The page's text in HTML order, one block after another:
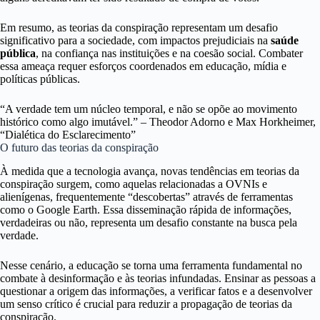
Em resumo, as teorias da conspiração representam um desafio
significativo para a sociedade, com impactos prejudiciais na saúde
pública, na confiança nas instituições e na coesão social. Combater
essa ameaça requer esforços coordenados em educação, mídia e
políticas públicas.
“A verdade tem um núcleo temporal, e não se opõe ao movimento
histórico como algo imutável.” – Theodor Adorno e Max Horkheimer,
“Dialética do Esclarecimento”
O futuro das teorias da conspiração
À medida que a tecnologia avança, novas tendências em teorias da
conspiração surgem, como aquelas relacionadas a OVNIs e
alienígenas, frequentemente “descobertas” através de ferramentas
como o Google Earth. Essa disseminação rápida de informações,
verdadeiras ou não, representa um desafio constante na busca pela
verdade.
Nesse cenário, a educação se torna uma ferramenta fundamental no
combate à desinformação e às teorias infundadas. Ensinar as pessoas a
questionar a origem das informações, a verificar fatos e a desenvolver
um senso crítico é crucial para reduzir a propagação de teorias da
conspiração.